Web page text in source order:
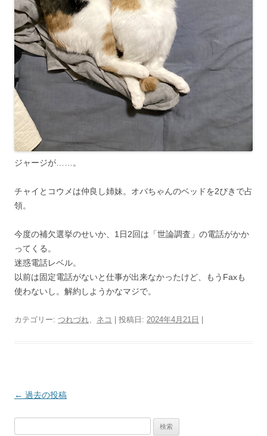
ジャージが……。
チャイとコウメは仲良し姉妹。オバちゃんのベッドを2ぴきで占
領。
今度の補欠選挙のせいか、1日2回は「世論調査」の電話がかか
ってくる。
迷惑電話レベル。
以前は固定電話がないと仕事が出来なかったけど、もうFaxも
使わないし。解約しようかなマジで。
カテゴリー: つれづれ、 ネコ | 投稿日: 2024年4月21日
投
← 過去の投稿